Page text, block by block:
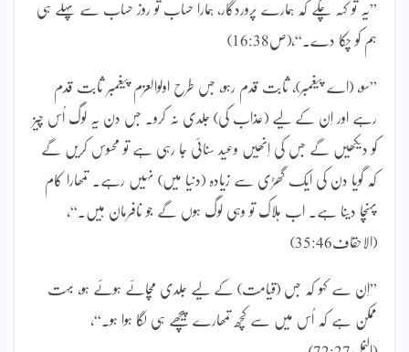
”یہ تو کہہ چکے کہ ہمارے پروردگار، ہمارا حساب تو روز حساب سے پہلے ہی
ہم کو چکا دے۔“،(ص16:38)
”سو، (اے پیغمبر)، ثابت قدم رہو، جس طرح اولوالعزم پیغمبر ثابت قدم
رہے اور اِن کے لیے (عذاب کی) جلدی نہ کرو۔ جس دن یہ لوگ اُس چیز
کو دیکھیں گے جس کی اِنھیں وعید سنائی جا رہی ہے تو محسوس کریں گے
کہ گویا دن کی ایک گھڑی سے زیادہ (دنیا میں) نہیں رہے۔ تمھارا کام
پہنچا دینا ہے۔ اب ہلاک تو وہی لوگ ہوں گے جو نافرمان ہیں۔“،
(الاحقاف35:46)
”اِن سے کہو کہ جس (قیامت) کے لیے جلدی مچائے ہوئے ہو، بہت
ممکن ہے کہ اُس میں سے کچھ تمھارے پیچھے ہی لگا ہوا ہو۔“،